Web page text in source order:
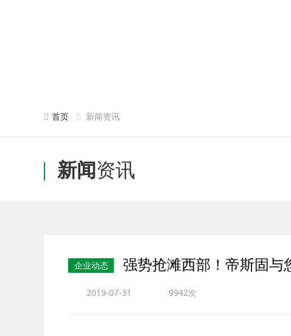
首页 新闻资讯
新闻资讯
企业动态 强势抢滩西部！帝斯固
2019-07-31 9942次